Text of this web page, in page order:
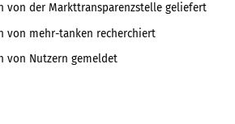
von der Markttransparenzstelle geliefert
von mehr-tanken recherchiert
von Nutzern gemeldet